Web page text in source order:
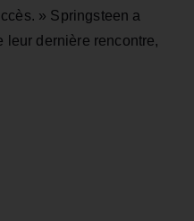
» Springsteen a
leur dernière rencontre,